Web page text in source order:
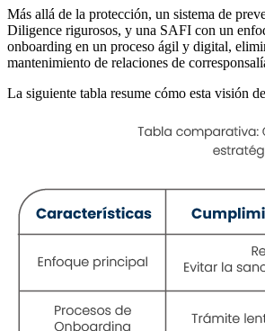
Más allá de la protección, un sistema de
Diligence rigurosos, y una SAFI con un
onboarding en un proceso ágil y digital,
mantenimiento de relaciones de
La siguiente tabla resume cómo esta visión